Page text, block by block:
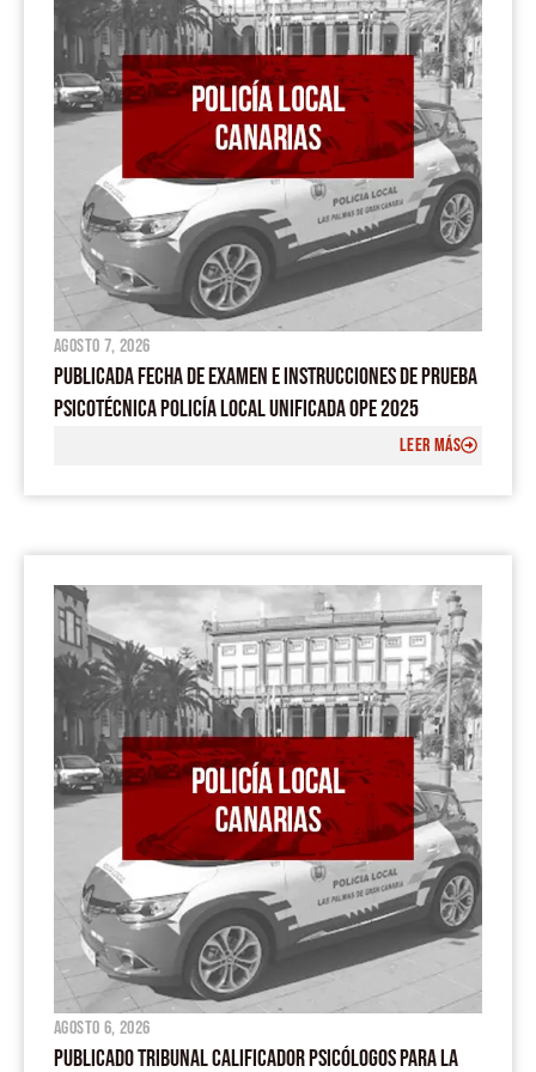
m
agosto 7, 2026
PUBLICADA FECHA DE EXAMEN E INSTRUCCIONES DE PRUEBA
PSICOTÉCNICA POLICÍA LOCAL UNIFICADA OPE 2025
LEER MÁS
agosto 6, 2026
PUBLICADO TRIBUNAL CALIFICADOR PSICÓLOGOS PARA LA